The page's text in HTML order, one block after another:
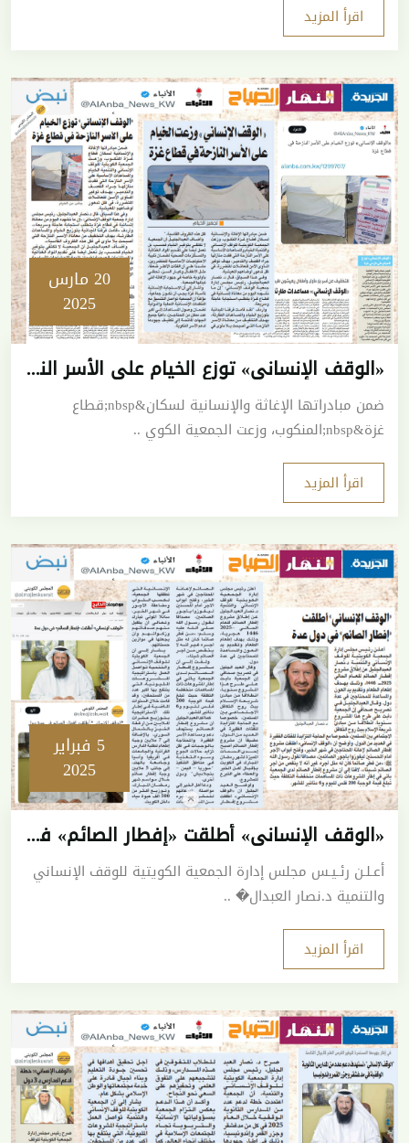
اقرأ المزيد
20 مارس
2025
«الوقف الإنساني» توزع الخيام على الأسر النازحة في قطاع غزة
ضمن مبادراتها الإغاثة والإنسانية لسكان&nbsp;قطاع
غزة&nbsp;المنكوب، وزعت الجمعية الكوي ..
اقرأ المزيد
5 فبراير
2025
«الوقف الإنساني» أطلقت «إفطار الصائم» في دول عدة
أعـلـن رئـيـس مجلس إدارة الجمعية الكويتية للوقف الإنساني
والتنمية د.نصار العبدال� ..
اقرأ المزيد